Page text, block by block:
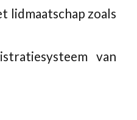
lidmaatschap zoals
van